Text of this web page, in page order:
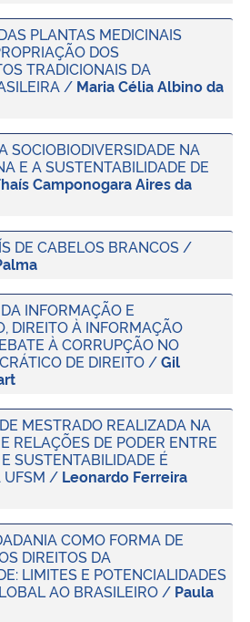
PLANTAS MEDICINAIS
DOS
TRADICIONAIS DA
/ Maria Célia Albino da
SOCIOBIODIVERSIDADE NA
E A SUSTENTABILIDADE DE
Camponogara Aires da
DE CABELOS BRANCOS /
INFORMAÇÃO E
DIREITO À INFORMAÇÃO
À CORRUPÇÃO NO
DE DIREITO /Gil
MESTRADO REALIZADA NA
RELAÇÕES DE PODER ENTRE
SUSTENTABILIDADE É
UFSM / Leonardo Ferreira
COMO FORMA DE
DIREITOS DA
LIMITES E POTENCIALIDADES
AO BRASILEIRO / Paula